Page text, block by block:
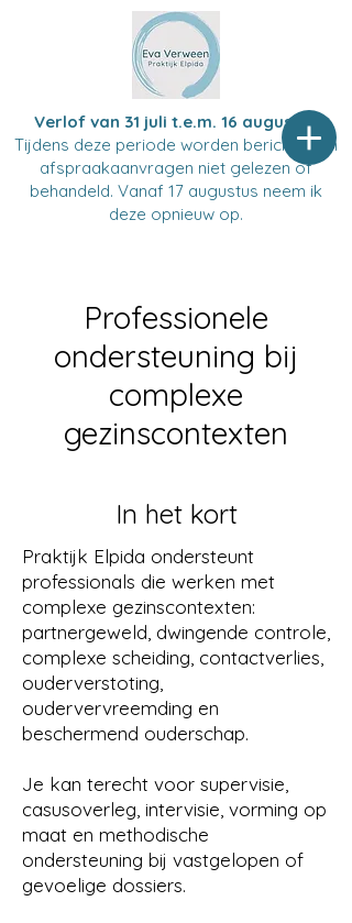
Verlof van 31 juli t.e.m. 16 augustus
Tijdens deze periode worden berichten en
afspraakaanvragen niet gelezen of
behandeld. Vanaf 17 augustus neem ik
deze opnieuw op.
Professionele
ondersteuning bij
complexe
gezinscontexten
In het kort
Praktijk Elpida ondersteunt
professionals die werken met
complexe gezinscontexten:
partnergeweld, dwingende controle,
complexe scheiding, contactverlies,
ouderverstoting,
oudervervreemding en
beschermend ouderschap.
Je kan terecht voor supervisie,
casusoverleg, intervisie, vorming op
maat en methodische
ondersteuning bij vastgelopen of
gevoelige dossiers.